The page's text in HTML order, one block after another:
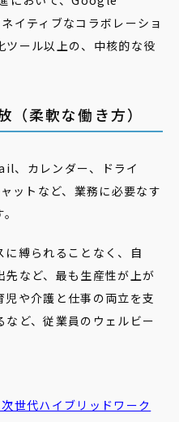
イティブなコラボレーショ
ツール以上の、中核的な役
柔軟な働き方）
カレンダー、ドライ
ットなど、業務に必要なす
に縛られることなく、自
など、最も生産性が上が
や介護と仕事の両立を支
ど、従業員のウェルビー
世代ハイブリッドワーク